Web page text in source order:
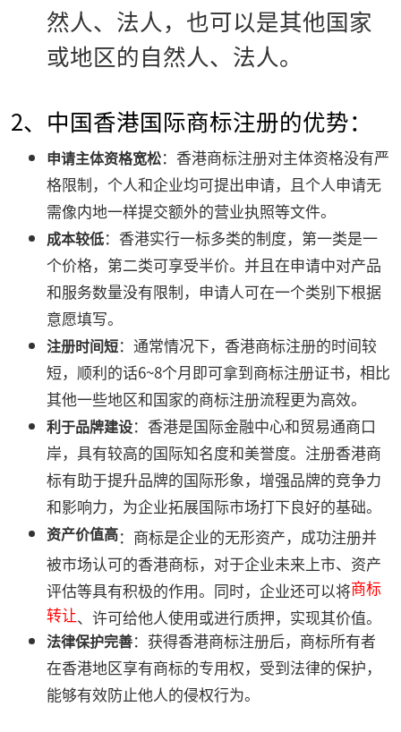
然人、法人，也可以是其他国家
或地区的自然人、法人。
2、中国香港国际商标注册的优势：
申请主体资格宽松：香港商标注册对主体资格没有严
格限制，个人和企业均可提出申请，且个人申请无
需像内地一样提交额外的营业执照等文件。
成本较低：香港实行一标多类的制度，第一类是一
个价格，第二类可享受半价。并且在申请中对产品
和服务数量没有限制，申请人可在一个类别下根据
意愿填写。
注册时间短：通常情况下，香港商标注册的时间较
短，顺利的话6~8个月即可拿到商标注册证书，相比
其他一些地区和国家的商标注册流程更为高效。
利于品牌建设：香港是国际金融中心和贸易通商口
岸，具有较高的国际知名度和美誉度。注册香港商
标有助于提升品牌的国际形象，增强品牌的竞争力
和影响力，为企业拓展国际市场打下良好的基础。
资产价值高：商标是企业的无形资产，成功注册并
被市场认可的香港商标，对于企业未来上市、资产
评估等具有积极的作用。同时，企业还可以将商标
转让、许可给他人使用或进行质押，实现其价值。
法律保护完善：获得香港商标注册后，商标所有者
在香港地区享有商标的专用权，受到法律的保护，
能够有效防止他人的侵权行为。